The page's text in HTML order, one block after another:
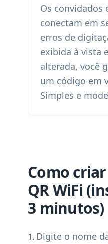
Os convidados
conectam em
erros de
exibida à vista
alterada, você
um código em
Simples e
Como
QR WiFi
3 minutos)
Digite o nome